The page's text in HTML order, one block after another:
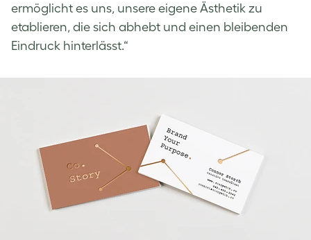
ermöglicht es uns, unsere eigene Ästhetik zu
etablieren, die sich abhebt und einen bleibenden
Eindruck hinterlässt.“